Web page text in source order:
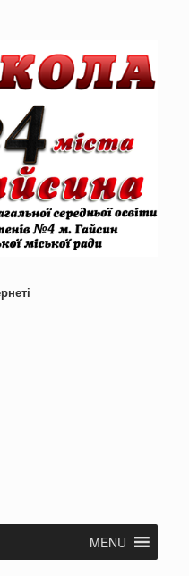
MENU